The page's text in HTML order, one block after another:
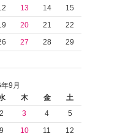
13 14
15
20 21
22
27 28
29
9月
木 金
土
2 3 4
5
9 10 11
12